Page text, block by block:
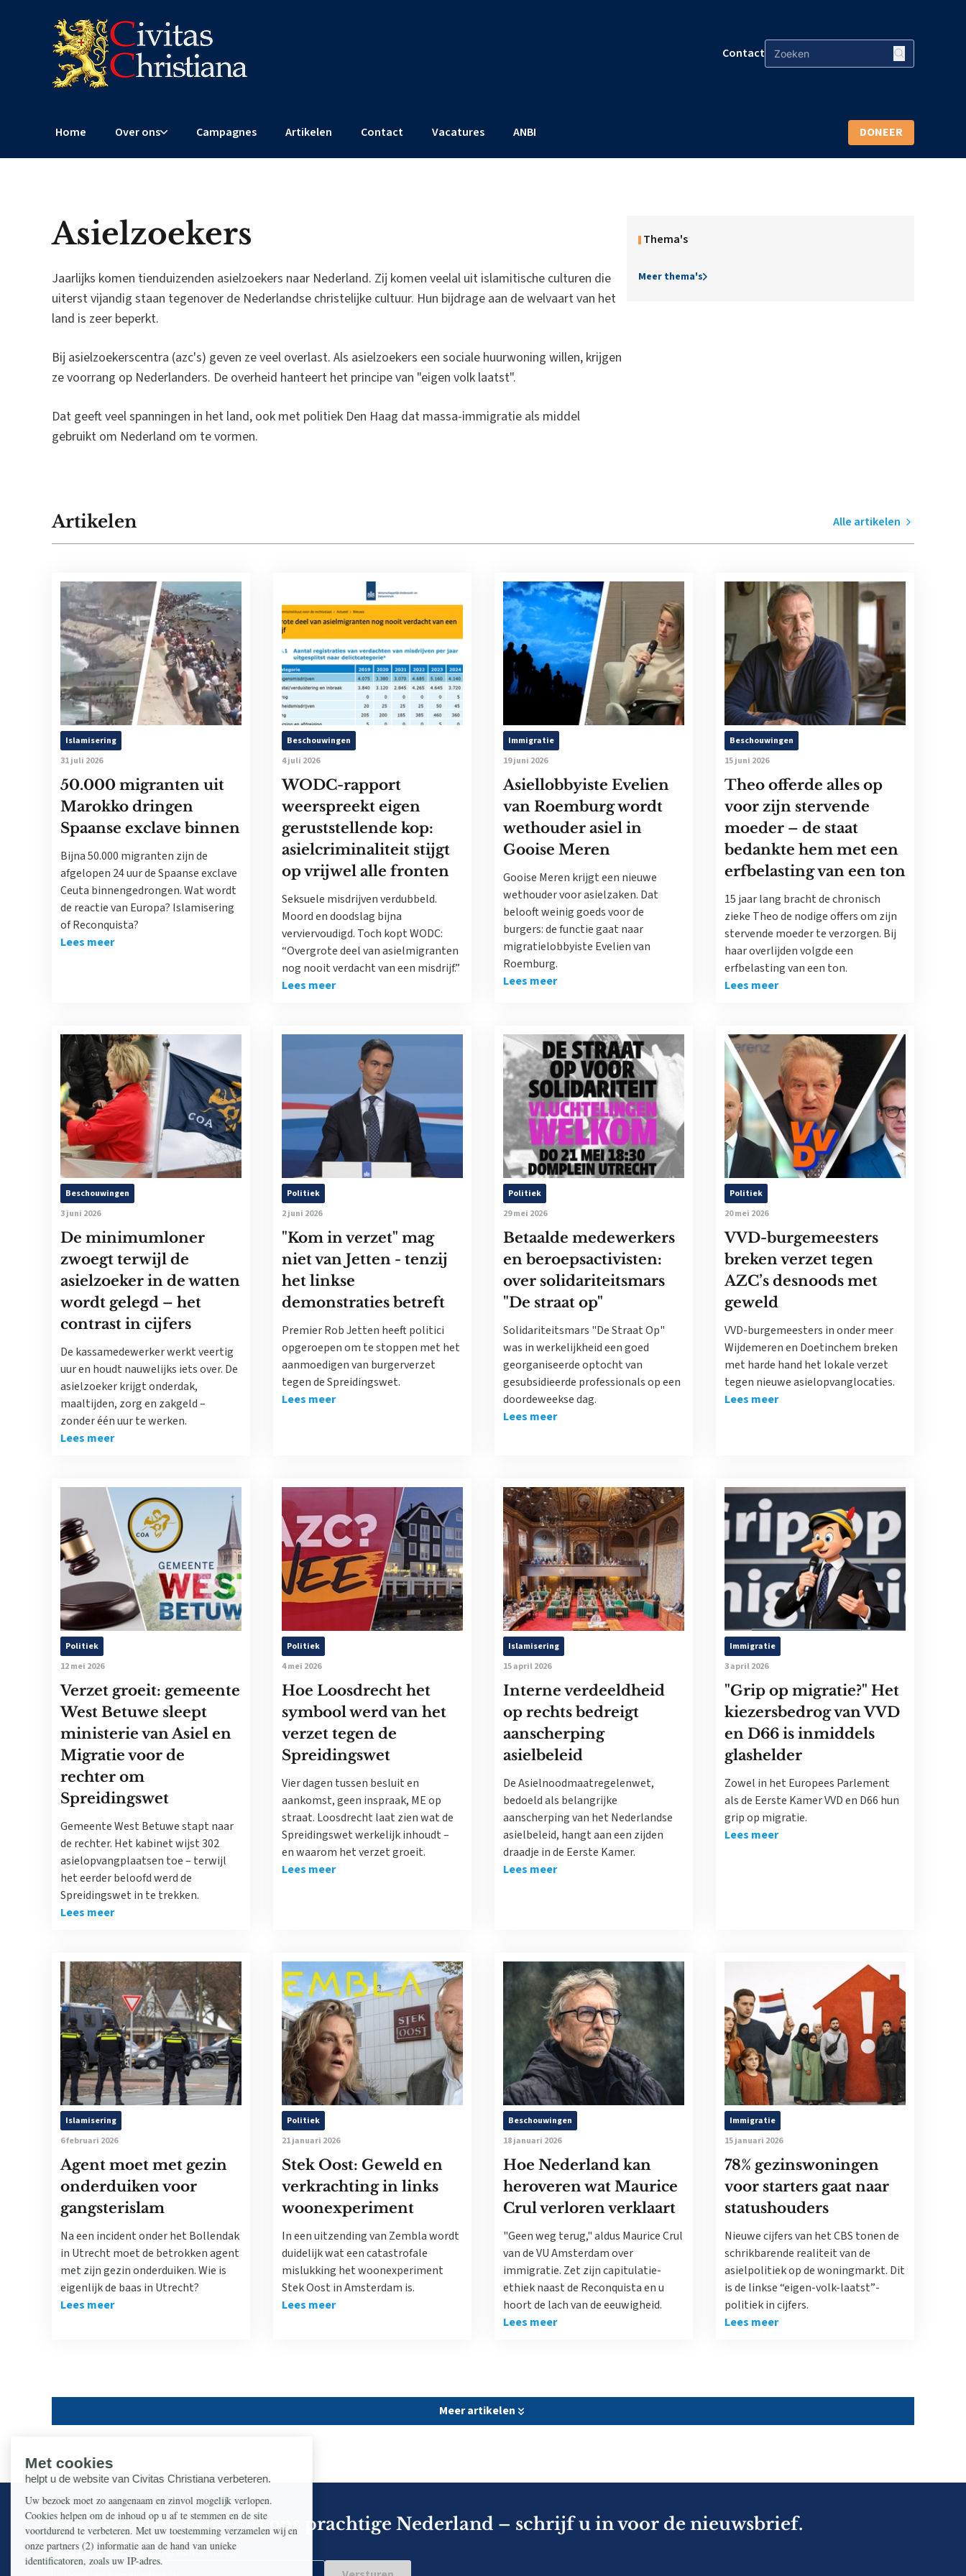
Contact
Home Over ons Campagnes Artikelen Contact Vacatures ANBI DONEER
Asielzoekers
Jaarlijks komen tienduizenden asielzoekers naar Nederland. Zij komen veelal uit islamitische culturen die
uiterst vijandig staan tegenover de Nederlandse christelijke cultuur. Hun bijdrage aan de welvaart van het
land is zeer beperkt.
Bij asielzoekerscentra (azc's) geven ze veel overlast. Als asielzoekers een sociale huurwoning willen, krijgen
ze voorrang op Nederlanders. De overheid hanteert het principe van "eigen volk laatst".
Dat geeft veel spanningen in het land, ook met politiek Den Haag dat massa-immigratie als middel
gebruikt om Nederland om te vormen.
Thema's
Meer thema's
Artikelen Alle artikelen
Islamisering
31 juli 2026
50.000 migranten uit
Marokko dringen
Spaanse exclave binnen
Bijna 50.000 migranten zijn de
afgelopen 24 uur de Spaanse exclave
Ceuta binnengedrongen. Wat wordt
de reactie van Europa? Islamisering
of Reconquista?
Lees meer
Beschouwingen
4 juli 2026
WODC-rapport
weerspreekt eigen
geruststellende kop:
asielcriminaliteit stijgt
op vrijwel alle fronten
Seksuele misdrijven verdubbeld.
Moord en doodslag bijna
verviervoudigd. Toch kopt WODC:
“Overgrote deel van asielmigranten
nog nooit verdacht van een misdrijf.”
Lees meer
Immigratie
19 juni 2026
Asiellobbyiste Evelien
van Roemburg wordt
wethouder asiel in
Gooise Meren
Gooise Meren krijgt een nieuwe
wethouder voor asielzaken. Dat
belooft weinig goeds voor de
burgers: de functie gaat naar
migratielobbyiste Evelien van
Roemburg.
Lees meer
Beschouwingen
15 juni 2026
Theo offerde alles op
voor zijn stervende
moeder – de staat
bedankte hem met een
erfbelasting van een ton
15 jaar lang bracht de chronisch
zieke Theo de nodige offers om zijn
stervende moeder te verzorgen. Bij
haar overlijden volgde een
erfbelasting van een ton.
Lees meer
Beschouwingen
3 juni 2026
De minimumloner
zwoegt terwijl de
asielzoeker in de watten
wordt gelegd – het
contrast in cijfers
De kassamedewerker werkt veertig
uur en houdt nauwelijks iets over. De
asielzoeker krijgt onderdak,
maaltijden, zorg en zakgeld –
zonder één uur te werken.
Lees meer
Politiek
2 juni 2026
"Kom in verzet" mag
niet van Jetten - tenzij
het linkse
demonstraties betreft
Premier Rob Jetten heeft politici
opgeroepen om te stoppen met het
aanmoedigen van burgerverzet
tegen de Spreidingswet.
Lees meer
Politiek
29 mei 2026
Betaalde medewerkers
en beroepsactivisten:
over solidariteitsmars
"De straat op"
Solidariteitsmars "De Straat Op"
was in werkelijkheid een goed
georganiseerde optocht van
gesubsidieerde professionals op een
doordeweekse dag.
Lees meer
Politiek
20 mei 2026
VVD-burgemeesters
breken verzet tegen
AZC’s desnoods met
geweld
VVD-burgemeesters in onder meer
Wijdemeren en Doetinchem breken
met harde hand het lokale verzet
tegen nieuwe asielopvanglocaties.
Lees meer
Politiek
12 mei 2026
Verzet groeit: gemeente
West Betuwe sleept
ministerie van Asiel en
Migratie voor de
rechter om
Spreidingswet
Gemeente West Betuwe stapt naar
de rechter. Het kabinet wijst 302
asielopvangplaatsen toe – terwijl
het eerder beloofd werd de
Spreidingswet in te trekken.
Lees meer
Politiek
4 mei 2026
Hoe Loosdrecht het
symbool werd van het
verzet tegen de
Spreidingswet
Vier dagen tussen besluit en
aankomst, geen inspraak, ME op
straat. Loosdrecht laat zien wat de
Spreidingswet werkelijk inhoudt –
en waarom het verzet groeit.
Lees meer
Islamisering
15 april 2026
Interne verdeeldheid
op rechts bedreigt
aanscherping
asielbeleid
De Asielnoodmaatregelenwet,
bedoeld als belangrijke
aanscherping van het Nederlandse
asielbeleid, hangt aan een zijden
draadje in de Eerste Kamer.
Lees meer
Immigratie
3 april 2026
"Grip op migratie?" Het
kiezersbedrog van VVD
en D66 is inmiddels
glashelder
Zowel in het Europees Parlement
als de Eerste Kamer VVD en D66 hun
grip op migratie.
Lees meer
Islamisering
6 februari 2026
Agent moet met gezin
onderduiken voor
gangsterislam
Na een incident onder het Bollendak
in Utrecht moet de betrokken agent
met zijn gezin onderduiken. Wie is
eigenlijk de baas in Utrecht?
Lees meer
Politiek
21 januari 2026
Stek Oost: Geweld en
verkrachting in links
woonexperiment
In een uitzending van Zembla wordt
duidelijk wat een catastrofale
mislukking het woonexperiment
Stek Oost in Amsterdam is.
Lees meer
Beschouwingen
18 januari 2026
Hoe Nederland kan
heroveren wat Maurice
Crul verloren verklaart
"Geen weg terug," aldus Maurice Crul
van de VU Amsterdam over
immigratie. Zet zijn capitulatie-
ethiek naast de Reconquista en u
hoort de lach van de eeuwigheid.
Lees meer
Immigratie
15 januari 2026
78% gezinswoningen
voor starters gaat naar
statushouders
Nieuwe cijfers van het CBS tonen de
schrikbarende realiteit van de
asielpolitiek op de woningmarkt. Dit
is de linkse “eigen-volk-laatst”-
politiek in cijfers.
Lees meer
Meer artikelen
Mis niks in de strijd om ons prachtige Nederland – schrijf u in voor de nieuwsbrief.
Zorg dat u niets over dit thema mist.